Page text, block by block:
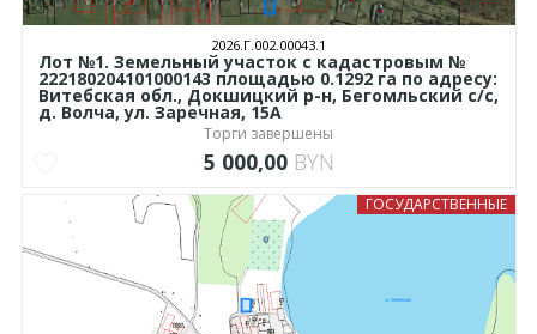
2026.Г.002.00043.1
Лот №1. Земельный участок с кадастровым №
222180204101000143 площадью 0.1292 га по адресу:
Витебская обл., Докшицкий р-н, Бегомльский с/с,
д. Волча, ул. Заречная, 15А
Торги завершены
5 000,00 BYN
ГОСУДАРСТВЕННЫЕ